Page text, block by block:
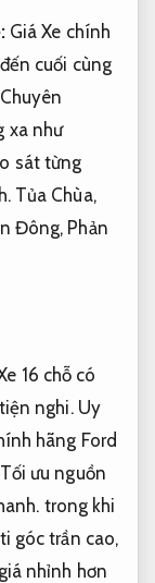
Giá Xe chính
cuối cùng
Chuyên
xa như
sát từng
Tủa Chùa,
Đông, Phản
16 chỗ có
nghi. Uy
hãng Ford
Tối ưu nguồn
trong khi
góc trần cao,
nhỉnh hơn